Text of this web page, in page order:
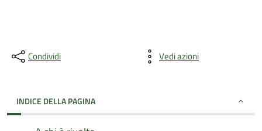
Condividi Vedi azioni
INDICE DELLA PAGINA